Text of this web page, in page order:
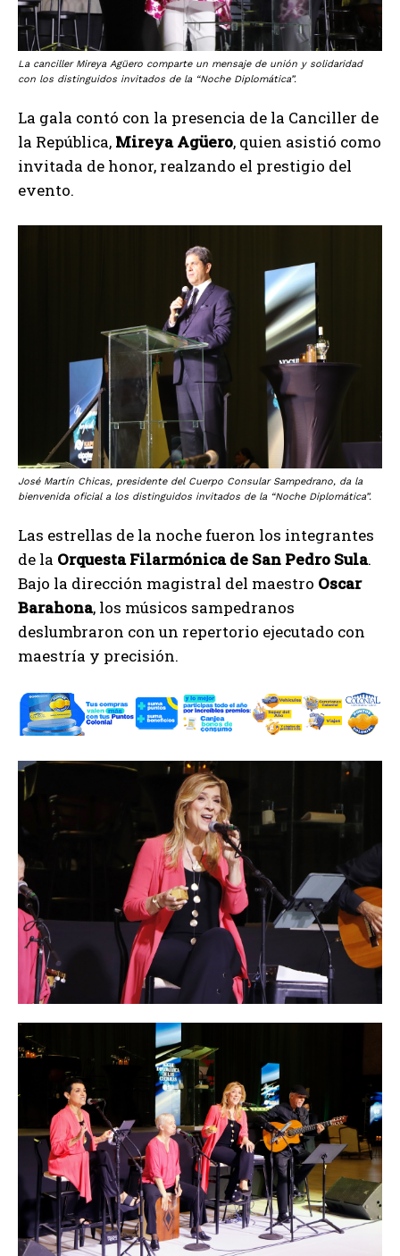
La canciller Mireya Agüero comparte un mensaje de unión y solidaridad
con los distinguidos invitados de la “Noche Diplomática”.
La gala contó con la presencia de la Canciller de
la República, Mireya Agüero, quien asistió como
invitada de honor, realzando el prestigio del
evento.
José Martín Chicas, presidente del Cuerpo Consular Sampedrano, da la
bienvenida oficial a los distinguidos invitados de la “Noche Diplomática”.
Las estrellas de la noche fueron los integrantes
de la Orquesta Filarmónica de San Pedro Sula.
Bajo la dirección magistral del maestro Oscar
Barahona, los músicos sampedranos
deslumbraron con un repertorio ejecutado con
maestría y precisión.